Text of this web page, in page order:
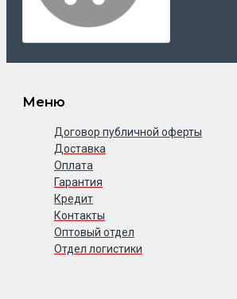
Меню
Договор публичной оферты
Доставка
Оплата
Гарантия
Кредит
Контакты
Оптовый отдел
Отдел логистики